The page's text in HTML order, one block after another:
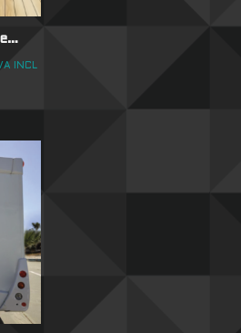
INCL